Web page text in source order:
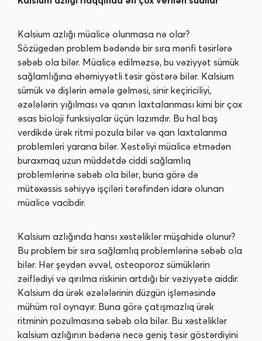
Kalsium azlığı müalicə olunmasa nə olar?
Sözügedən problem bədəndə bir sıra mənfi təsirlərə
səbəb ola bilər. Müalicə edilməzsə, bu vəziyyət sümük
sağlamlığına əhəmiyyətli təsir göstərə bilər. Kalsium
sümük və dişlərin əmələ gəlməsi, sinir keçiriciliyi,
əzələlərin yığılması və qanın laxtalanması kimi bir çox
əsas bioloji funksiyalar üçün lazımdır. Bu hal baş
verdikdə ürək ritmi pozula bilər və qan laxtalanma
problemləri yarana bilər. Xəstəliyi müalicə etmədən
buraxmaq uzun müddətdə ciddi sağlamlıq
problemlərinə səbəb ola bilər, buna görə də
mütəxəssis səhiyyə işçiləri tərəfindən idarə olunan
müalicə vacibdir.
Kalsium azlığında hansı xəstəliklər müşahidə olunur?
Bu problem bir sıra sağlamlıq problemlərinə səbəb ola
bilər. Hər şeydən əvvəl, osteoporoz sümüklərin
zəiflədiyi və qırılma riskinin artdığı bir vəziyyətə aiddir.
Kalsium da ürək əzələlərinin düzgün işləməsində
mühüm rol oynayır. Buna görə çatışmazlıq ürək
ritminin pozulmasına səbəb ola bilər. Bu xəstəliklər
kalsium azlığının bədənə necə geniş təsir göstərdiyini